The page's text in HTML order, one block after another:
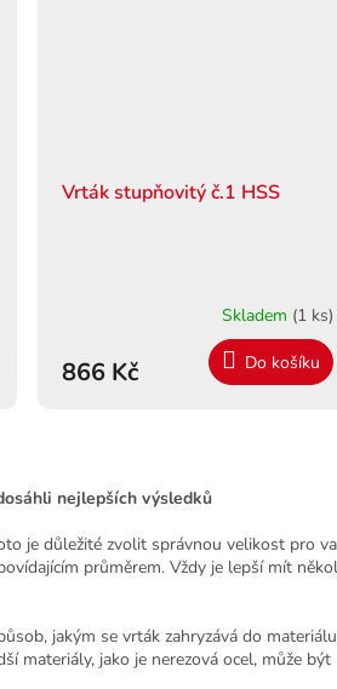
Vrták stupňovitý č.1 HSS
Skladem (1 ks)
866 Kč Do košíku
nejlepších výsledků
je důležité zvolit správnou velikost pro
průměrem. Vždy je lepší mít
jakým se vrták zahryzává do
materiály, jako je nerezová ocel, může být